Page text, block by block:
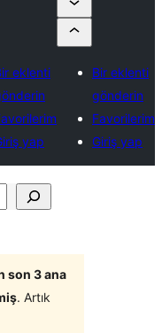
eklenti
yap
Bir eklenti
gönderin
Favorilerim
Giriş yap
son 3 ana
. Artık